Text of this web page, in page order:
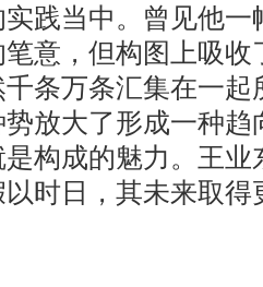
践当中。曾见他
意，但构图上吸
条万条汇集在一
放大了形成一种
构成的魅力。王
时日，其未来取